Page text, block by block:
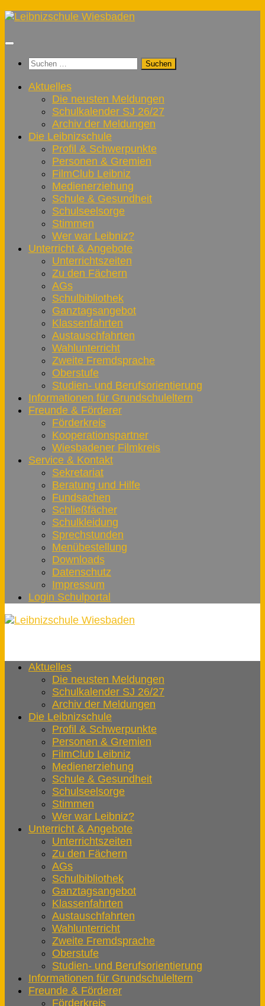
Zum
springen
Suchen
Aktuelles
Die neusten Meldungen
Schulkalender SJ 26/27
Archiv der Meldungen
Die Leibnizschule
Profil & Schwerpunkte
Personen & Gremien
FilmClub Leibniz
Medienerziehung
Schule & Gesundheit
Schulseelsorge
Stimmen
Wer war Leibniz?
Unterricht & Angebote
Unterrichtszeiten
Zu den Fächern
AGs
Schulbibliothek
Ganztagsangebot
Klassenfahrten
Austauschfahrten
Wahlunterricht
Zweite Fremdsprache
Oberstufe
Studien- und Berufsorientierung
Informationen für Grundschuleltern
Freunde & Förderer
Förderkreis
Kooperationspartner
Wiesbadener Filmkreis
Service & Kontakt
Sekretariat
Beratung und Hilfe
Fundsachen
Schließfächer
Schulkleidung
Sprechstunden
Menübestellung
Downloads
Datenschutz
Impressum
Login Schulportal
Aktuelles
Die neusten Meldungen
Schulkalender SJ 26/27
Archiv der Meldungen
Die Leibnizschule
Profil & Schwerpunkte
Personen & Gremien
FilmClub Leibniz
Medienerziehung
Schule & Gesundheit
Schulseelsorge
Stimmen
Wer war Leibniz?
Unterricht & Angebote
Unterrichtszeiten
Zu den Fächern
AGs
Schulbibliothek
Ganztagsangebot
Klassenfahrten
Austauschfahrten
Wahlunterricht
Zweite Fremdsprache
Oberstufe
Studien- und Berufsorientierung
Informationen für Grundschuleltern
Freunde & Förderer
Förderkreis